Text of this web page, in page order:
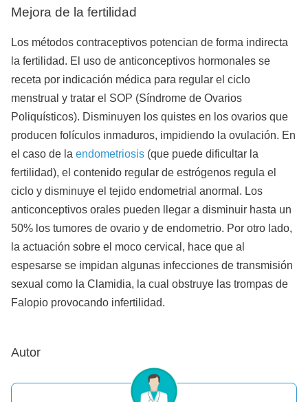
Mejora de la fertilidad
Los métodos contraceptivos potencian de forma indirecta
la fertilidad. El uso de anticonceptivos hormonales se
receta por indicación médica para regular el ciclo
menstrual y tratar el SOP (Síndrome de Ovarios
Poliquísticos). Disminuyen los quistes en los ovarios que
producen folículos inmaduros, impidiendo la ovulación. En
el caso de la endometriosis (que puede dificultar la
fertilidad), el contenido regular de estrógenos regula el
ciclo y disminuye el tejido endometrial anormal. Los
anticonceptivos orales pueden llegar a disminuir hasta un
50% los tumores de ovario y de endometrio. Por otro lado,
la actuación sobre el moco cervical, hace que al
espesarse se impidan algunas infecciones de transmisión
sexual como la Clamidia, la cual obstruye las trompas de
Falopio provocando infertilidad.
Autor